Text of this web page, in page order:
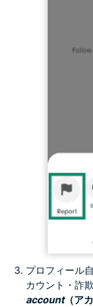
プロフィール
カウント・詐
account（ア